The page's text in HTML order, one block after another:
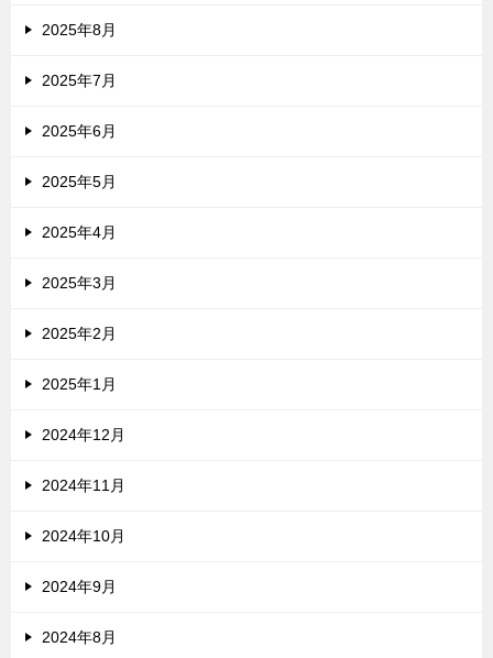
2025年8月
2025年7月
2025年6月
2025年5月
2025年4月
2025年3月
2025年2月
2025年1月
2024年12月
2024年11月
2024年10月
2024年9月
2024年8月